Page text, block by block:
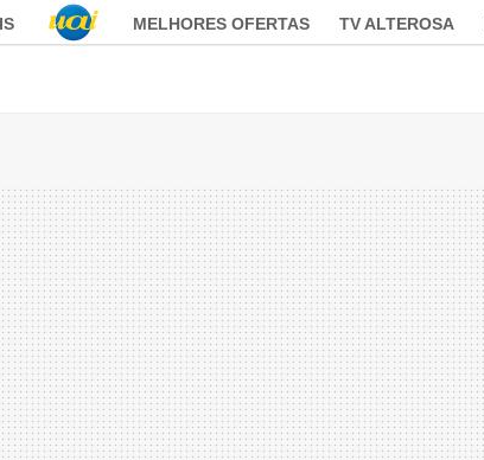
MELHORES OFERTAS TV ALTEROSA